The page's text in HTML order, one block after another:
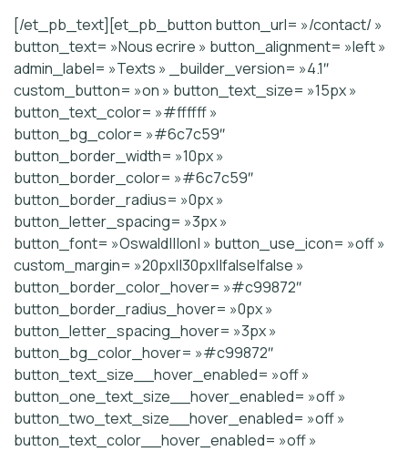
[/et_pb_text][et_pb_button button_url= »/contact/ »
button_text= »Nous ecrire » button_alignment= »left »
admin_label= »Texts » _builder_version= »4.1″
custom_button= »on » button_text_size= »15px »
button_text_color= »#ffffff »
button_bg_color= »#6c7c59″
button_border_width= »10px »
button_border_color= »#6c7c59″
button_border_radius= »0px »
button_letter_spacing= »3px »
button_font= »Oswald|||on| » button_use_icon= »off »
custom_margin= »20px||30px||false|false »
button_border_color_hover= »#c99872″
button_border_radius_hover= »0px »
button_letter_spacing_hover= »3px »
button_bg_color_hover= »#c99872″
button_text_size__hover_enabled= »off »
button_one_text_size__hover_enabled= »off »
button_two_text_size__hover_enabled= »off »
button_text_color__hover_enabled= »off »